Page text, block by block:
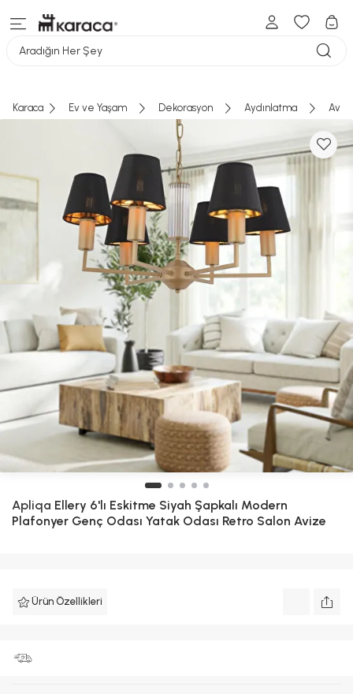
Aradığın Her Şey
Karaca Ev ve Yaşam Dekorasyon Aydınlatma
Apliqa Ellery 6'lı Eskitme Siyah Şapkalı Modern
Plafonyer Genç Odası Yatak Odası Retro Salon Avize
Ürün Özellikleri